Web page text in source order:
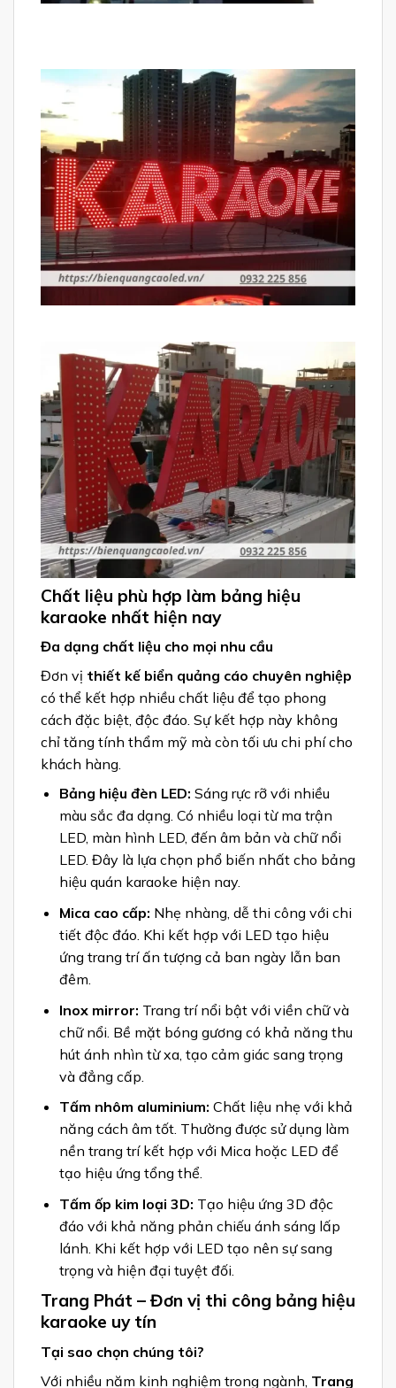
Chất liệu phù hợp làm bảng hiệu
karaoke nhất hiện nay
Đa dạng chất liệu cho mọi nhu cầu
Đơn vị thiết kế biển quảng cáo chuyên nghiệp
có thể kết hợp nhiều chất liệu để tạo phong
cách đặc biệt, độc đáo. Sự kết hợp này không
chỉ tăng tính thẩm mỹ mà còn tối ưu chi phí cho
khách hàng.
Bảng hiệu đèn LED: Sáng rực rỡ với nhiều
màu sắc đa dạng. Có nhiều loại từ ma trận
LED, màn hình LED, đến âm bản và chữ nổi
LED. Đây là lựa chọn phổ biến nhất cho bảng
hiệu quán karaoke hiện nay.
Mica cao cấp: Nhẹ nhàng, dễ thi công với chi
tiết độc đáo. Khi kết hợp với LED tạo hiệu
ứng trang trí ấn tượng cả ban ngày lẫn ban
đêm.
Inox mirror: Trang trí nổi bật với viền chữ và
chữ nổi. Bề mặt bóng gương có khả năng thu
hút ánh nhìn từ xa, tạo cảm giác sang trọng
và đẳng cấp.
Tấm nhôm aluminium: Chất liệu nhẹ với khả
năng cách âm tốt. Thường được sử dụng làm
nền trang trí kết hợp với Mica hoặc LED để
tạo hiệu ứng tổng thể.
Tấm ốp kim loại 3D: Tạo hiệu ứng 3D độc
đáo với khả năng phản chiếu ánh sáng lấp
lánh. Khi kết hợp với LED tạo nên sự sang
trọng và hiện đại tuyệt đối.
Trang Phát – Đơn vị thi công bảng hiệu
karaoke uy tín
Tại sao chọn chúng tôi?
Với nhiều năm kinh nghiệm trong ngành, Trang